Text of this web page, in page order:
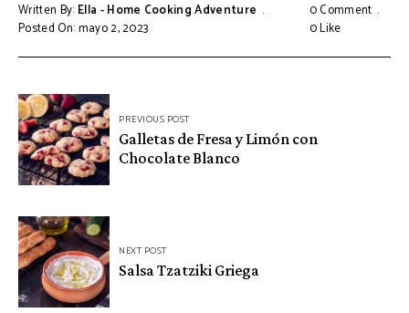
Written By: Ella - Home Cooking Adventure
Posted On: mayo 2, 2023
0 Comment
0Like
Navegación
de
entradas
PREVIOUS POST
Galletas de Fresa y Limón con
Chocolate Blanco
NEXT POST
Salsa Tzatziki Griega